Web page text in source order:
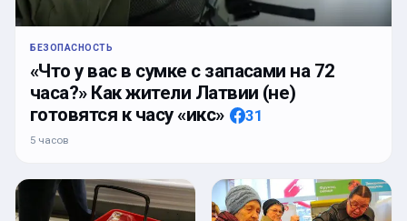
БЕЗОПАСНОСТЬ
«Что у вас в сумке с запасами на 72
часа?» Как жители Латвии (не)
готовятся к часу «икс»
31
5 часов